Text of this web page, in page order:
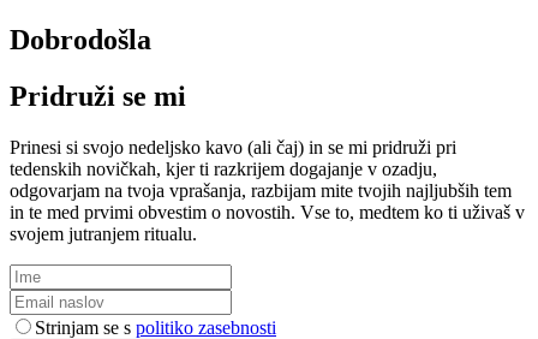
Dobrodošla
Pridruži se mi
Prinesi si svojo nedeljsko kavo (ali čaj) in se mi pridruži pri
tedenskih novičkah, kjer ti razkrijem dogajanje v ozadju,
odgovarjam na tvoja vprašanja, razbijam mite tvojih najljubših tem
in te med prvimi obvestim o novostih. Vse to, medtem ko ti uživaš v
svojem jutranjem ritualu.
Strinjam se s politiko zasebnosti